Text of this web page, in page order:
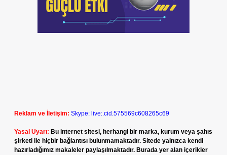
Reklam ve İletişim: Skype: live:.cid.575569c608265c69
Yasal Uyarı: Bu internet sitesi, herhangi bir marka, kurum veya şahıs
şirketi ile hiçbir bağlantısı bulunmamaktadır. Sitede yalnızca kendi
hazırladığımız makaleler paylaşılmaktadır. Burada yer alan içerikler